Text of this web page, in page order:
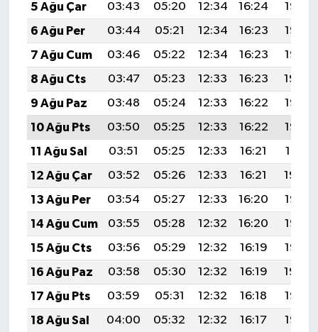
5 Ağu Çar
03:43 05:20 12:34 16:24
19:38
6 Ağu Per
03:44 05:21 12:34 16:23
19:36
7 Ağu Cum
03:46 05:22 12:34 16:23
19:35
8 Ağu Cts
03:47 05:23 12:33 16:23
19:34
9 Ağu Paz
03:48 05:24 12:33 16:22
19:33
10 Ağu Pts
03:50 05:25 12:33 16:22
19:32
11 Ağu Sal
03:51 05:25 12:33 16:21
19:31
12 Ağu Çar
03:52 05:26 12:33 16:21
19:29
13 Ağu Per
03:54 05:27 12:33 16:20
19:28
14 Ağu Cum
03:55 05:28 12:32 16:20
19:27
15 Ağu Cts
03:56 05:29 12:32 16:19
19:26
16 Ağu Paz
03:58 05:30 12:32 16:19
19:24
17 Ağu Pts
03:59 05:31 12:32 16:18
19:23
18 Ağu Sal
04:00 05:32 12:32 16:17 19:22